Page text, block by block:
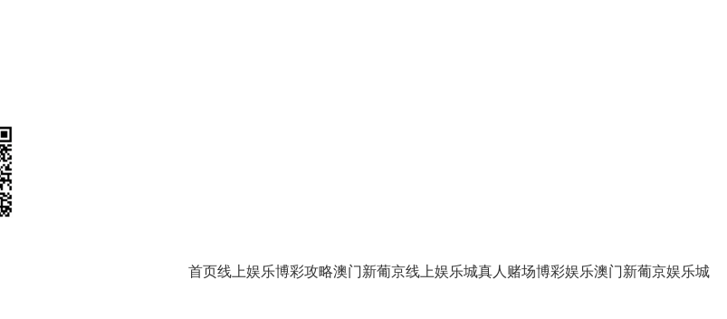
首页线上娱乐博彩攻略澳门新葡京线上娱乐城真人赌场博彩娱乐澳门新葡京娱乐城